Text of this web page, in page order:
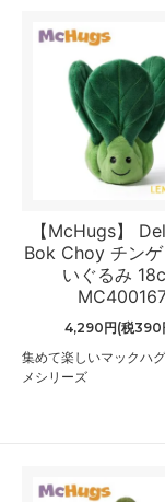
【McHugs】
Bok Choy チン
いぐるみ
4,290円(税390
集めて楽しいマックハ
メシリーズ